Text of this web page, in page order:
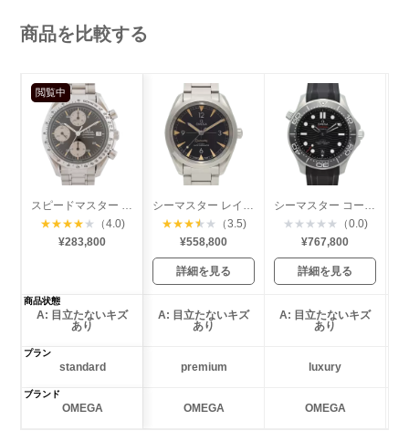
商品を比較する
閲覧中
★★★★ ★
（4.0)
¥283,800
★★★★ ★
（3.5)
¥558,800
詳細を見る
★ ★ ★ ★ ★
（0.0)
¥767,800
詳細を見る
商品状態
A: 目立たないキズ
あり
A: 目立たないキズ
あり
A: 目立たないキズ
あり
プラン
standard premium luxury
ブランド
OMEGA OMEGA OMEGA